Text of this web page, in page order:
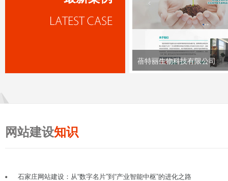
蓓特丽生物科技有限公司
网站建设知识
石家庄网站建设：从“数字名片”到“产业智能中枢”的进化之路